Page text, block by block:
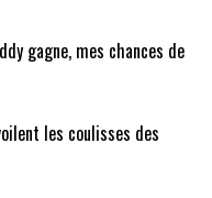
gagne, mes chances de
les coulisses des